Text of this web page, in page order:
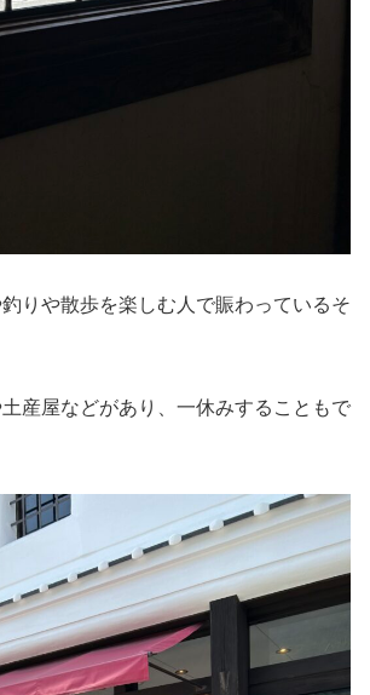
りや散歩を楽しむ人で賑わっているそ
産屋などがあり、一休みすることもで